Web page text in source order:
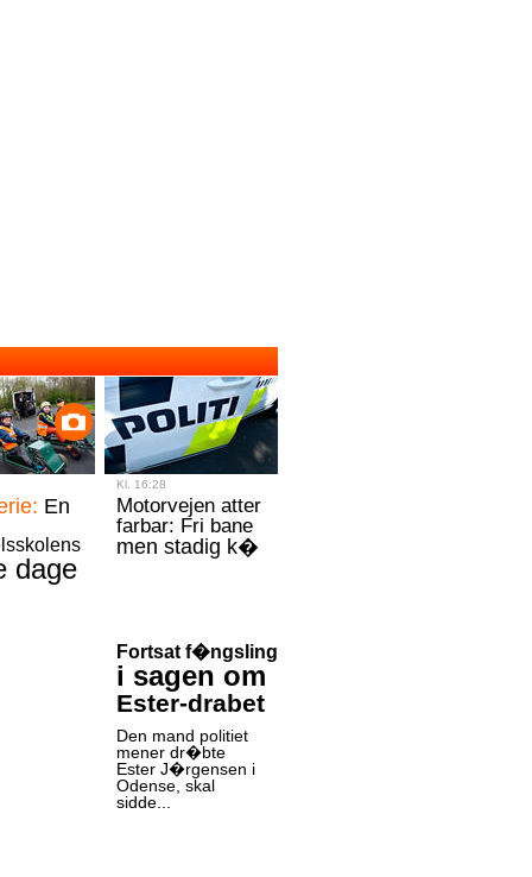
En
dage
Kl. 16:28
Motorvejen atter
farbar: Fri bane
men stadig k�
Fortsat f�ngsling
i sagen om
Ester-drabet
Den mand politiet
mener dr�bte
Ester J�rgensen i
Odense, skal
sidde...